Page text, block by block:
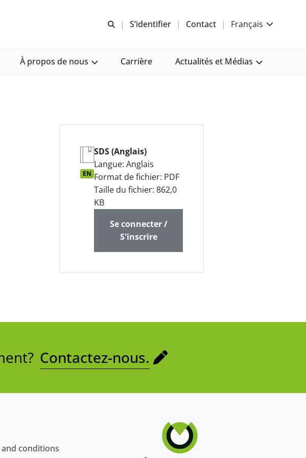
Recherche libre
S’identifier Contact Français
À propos de nous Carrière Actualités et Médias
EN
SDS (Anglais)
Langue: Anglais
Format de fichier: PDF
Taille du fichier: 862,0
KB
Se connecter /
S'inscrire
Contactez-nous.
conditions